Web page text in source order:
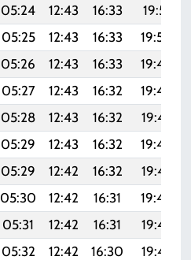
05:24 12:43 16:33 19:51
05:25 12:43 16:33 19:50
05:26 12:43 16:33 19:49
05:27 12:43 16:32 19:48
05:28 12:43 16:32 19:47
05:29 12:43 16:32 19:46
05:29 12:42 16:32 19:45
05:30 12:42 16:31 19:44
05:31 12:42 16:31
19:43
05:32 12:42 16:30 19:42